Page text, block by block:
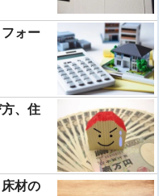
ォー
、住
材の